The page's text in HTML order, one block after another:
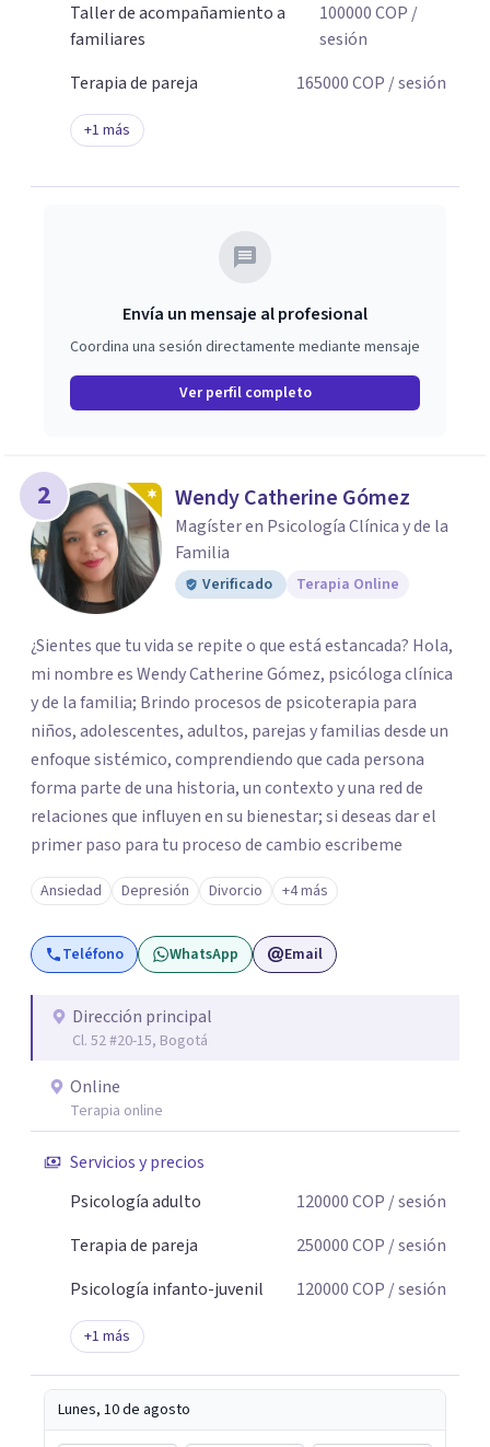
Taller de acompañamiento a
familiares
100000COP /
sesión
Terapia de pareja
165000COP / sesión
+1 más
Envía un mensaje al profesional
Coordina una sesión directamente mediante mensaje
Ver perfil completo
2 Wendy Catherine Gómez
Magíster en Psicología Clínica y de la
Familia
Verificado Terapia Online
¿Sientes que tu vida se repite o que está estancada? Hola,
mi nombre es Wendy Catherine Gómez, psicóloga clínica
y de la familia; Brindo procesos de psicoterapia para
niños, adolescentes, adultos, parejas y familias desde un
enfoque sistémico, comprendiendo que cada persona
forma parte de una historia, un contexto y una red de
relaciones que influyen en su bienestar; si deseas dar el
primer paso para tu proceso de cambio escribeme
Ansiedad Depresión Divorcio +4 más
Teléfono WhatsApp Email
Dirección principal
Cl. 52 #20-15, Bogotá
Online
Terapia online
Servicios y precios
Psicología adulto
120000COP / sesión
Terapia de pareja
250000COP / sesión
Psicología infanto-juvenil
120000COP / sesión
+1 más
Lunes, 10 de agosto